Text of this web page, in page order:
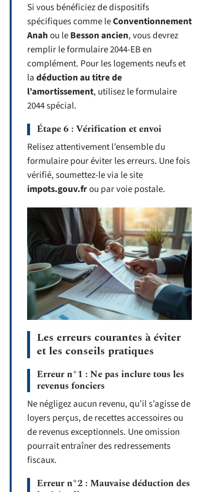
Si vous bénéficiez de dispositifs
spécifiques comme leConventionnement
Anah ou leBesson ancien, vous devrez
remplir le formulaire 2044-EB en
complément. Pour les logements neufs et
ladéduction au titre de
l’amortissement, utilisez le formulaire
2044 spécial.
Étape 6 : Vérification et envoi
Relisez attentivement l’ensemble du
formulaire pour éviter les erreurs. Une fois
vérifié, soumettez-le via le site
impots.gouv.frou par voie postale.
Les erreurs courantes à éviter
et les conseils pratiques
Erreur n°1 : Ne pas inclure tous les
revenus fonciers
Ne négligez aucun revenu, qu’il s’agisse de
loyers perçus, de recettes accessoires ou
de revenus exceptionnels. Une omission
pourrait entraîner des redressements
fiscaux.
Erreur n°2 : Mauvaise déduction des